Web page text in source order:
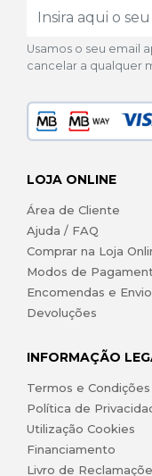
Usamos o seu email
cancelar a qualquer
LOJA ONLINE
Área de Cliente
Ajuda / FAQ
Comprar na Loja
Modos de
Encomendas e
Devoluções
INFORMAÇÃO
Termos e Condições
Política de
Utilização Cookies
Financiamento
Livro de